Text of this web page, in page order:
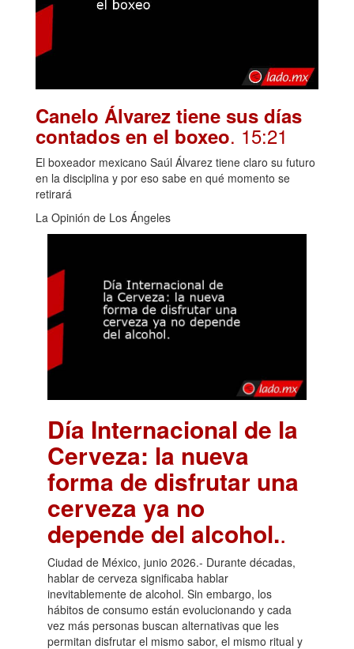
Canelo Álvarez tiene sus días
contados en el boxeo. 15:21
El boxeador mexicano Saúl Álvarez tiene claro su futuro
en la disciplina y por eso sabe en qué momento se
retirará
La Opinión de Los Ángeles
Día Internacional de la
Cerveza: la nueva
forma de disfrutar una
cerveza ya no
depende del alcohol..
Ciudad de México, junio 2026.- Durante décadas,
hablar de cerveza significaba hablar
inevitablemente de alcohol. Sin embargo, los
hábitos de consumo están evolucionando y cada
vez más personas buscan alternativas que les
permitan disfrutar el mismo sabor, el mismo ritual y